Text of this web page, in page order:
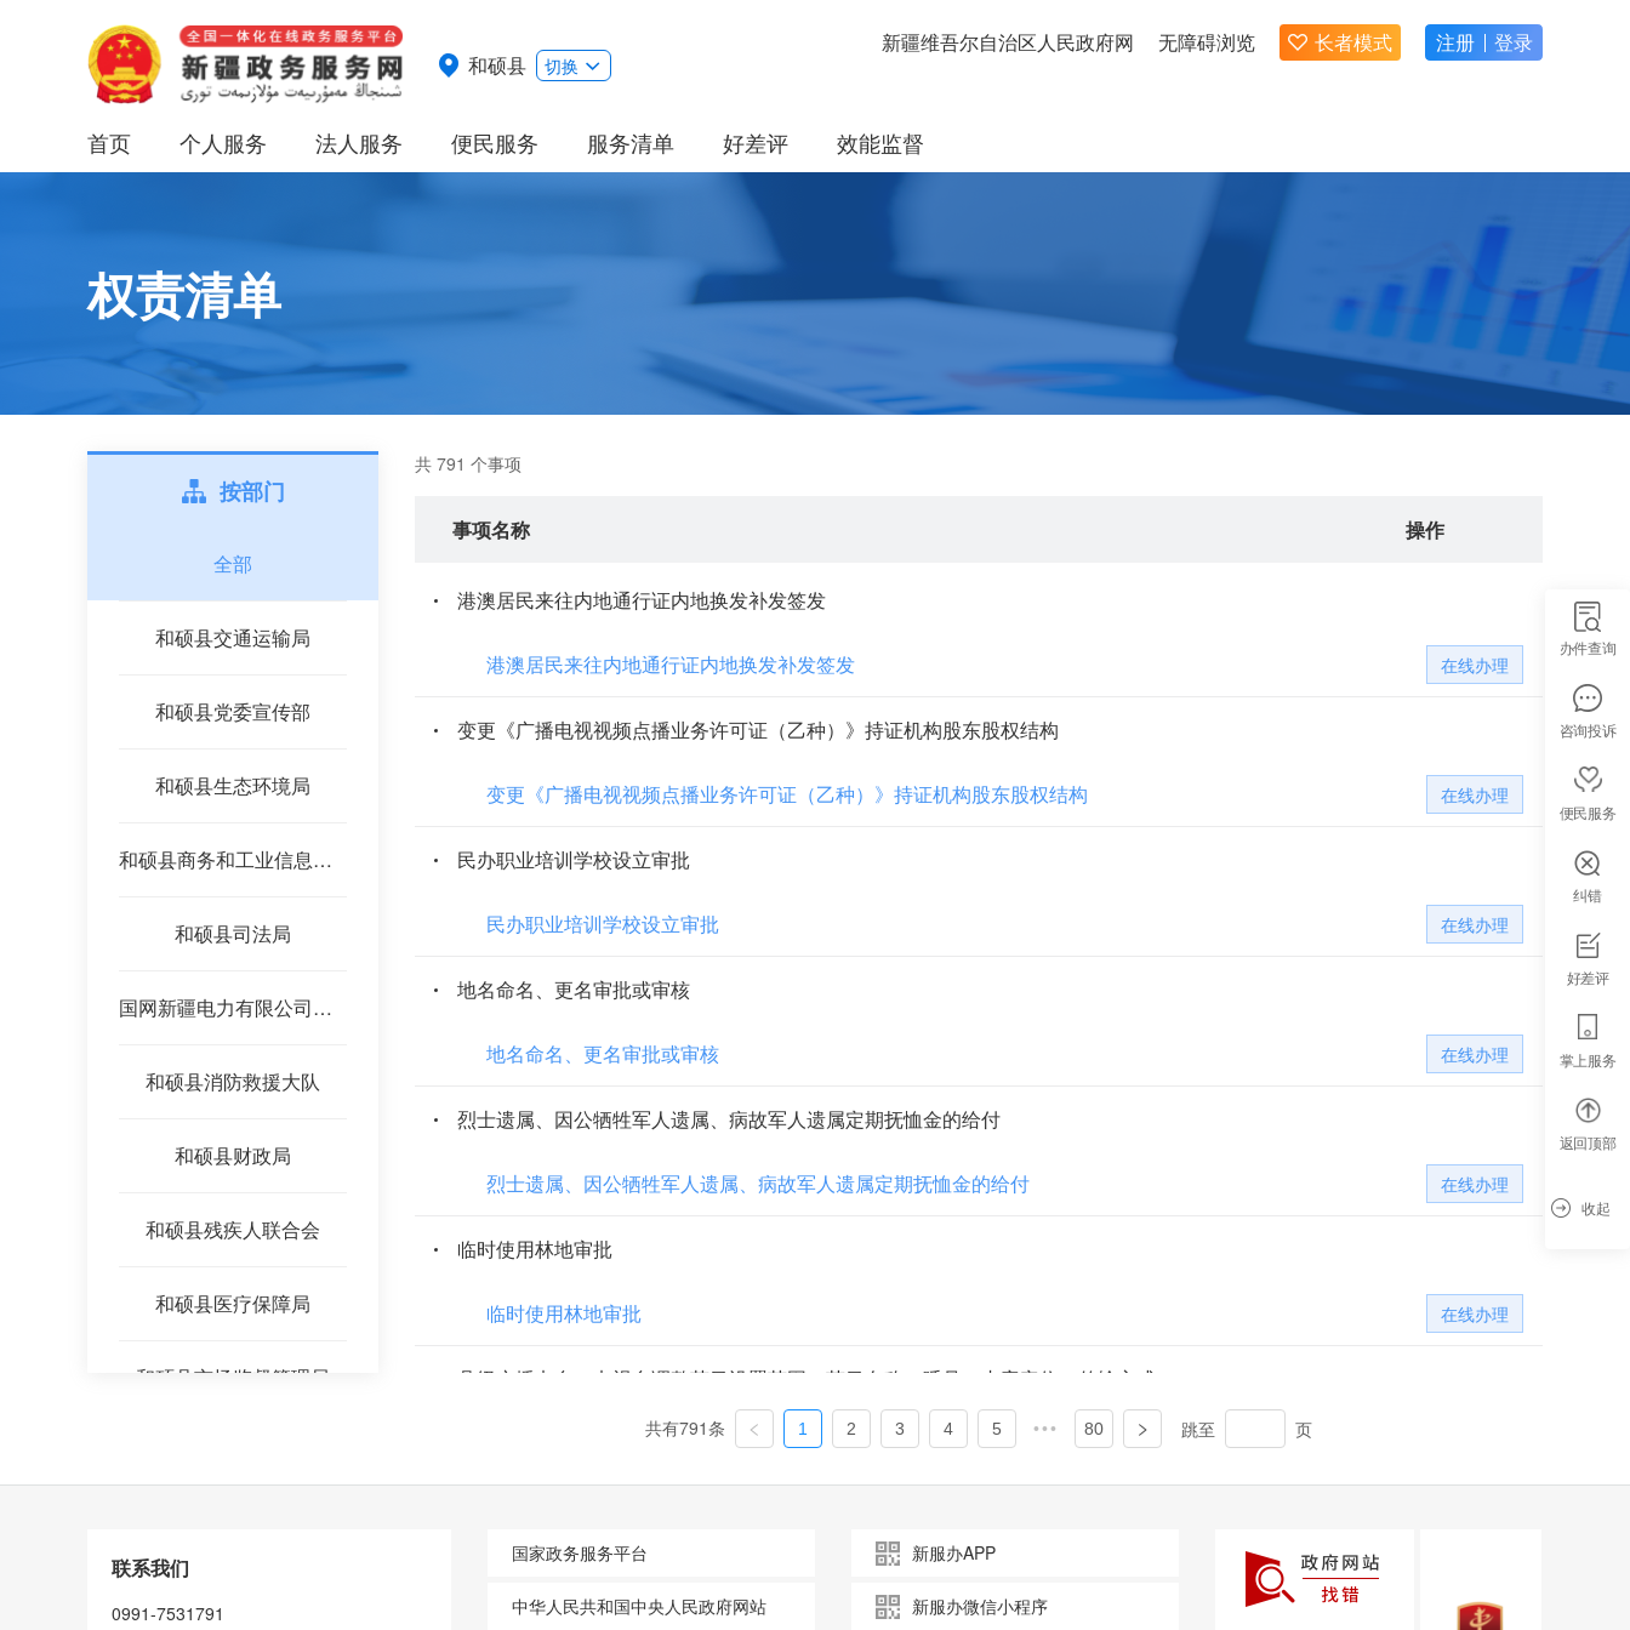
和硕县 切换
新疆维吾尔自治区人民政府网 无障碍浏览 长者模式 注册 登录
首页 个人服务 法人服务 便民服务 服务清单 好差评 效能监督
权责清单
按部门
全部
和硕县交通运输局
和硕县党委宣传部
和硕县生态环境局
和硕县商务和工业信息化局
和硕县司法局
国网新疆电力有限公司和硕县供电公司
和硕县消防救援大队
和硕县财政局
和硕县残疾人联合会
和硕县医疗保障局
和硕县市场监督管理局
共 791 个事项
事项名称 操作
港澳居民来往内地通行证内地换发补发签发
港澳居民来往内地通行证内地换发补发签发 在线办理
变更《广播电视视频点播业务许可证（乙种）》持证机构股东股权结构
变更《广播电视视频点播业务许可证（乙种）》持证机构股东股权结构 在线办理
民办职业培训学校设立审批
民办职业培训学校设立审批 在线办理
地名命名、更名审批或审核
地名命名、更名审批或审核 在线办理
烈士遗属、因公牺牲军人遗属、病故军人遗属定期抚恤金的给付
烈士遗属、因公牺牲军人遗属、病故军人遗属定期抚恤金的给付 在线办理
临时使用林地审批
临时使用林地审批 在线办理
县级广播电台、电视台调整节目设置范围（节目名称、呼号、内容定位、传输方式、覆盖范围、跨地区经营）审批
对勘查、开发、保护矿产资源和进行科学技术研究的奖励
共有791条 1 2 3 4 5 ••• 80 跳至 页
联系我们
0991-7531791
国家政务服务平台
中华人民共和国中央人民政府网站
新服办APP
新服办微信小程序
办件查询
咨询投诉
便民服务
纠错
好差评
掌上服务
返回顶部
收起